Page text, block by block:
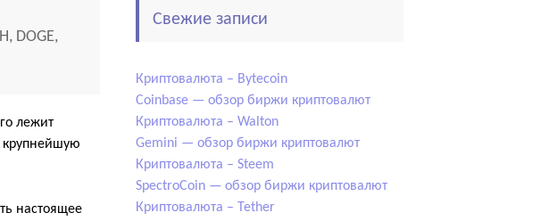
DOGE,
лежит
крупнейшую
настоящее
Свежие записи
Криптовалюта – Bytecoin
Coinbase — обзор биржи криптовалют
Криптовалюта – Walton
Gemini — обзор биржи криптовалют
Криптовалюта – Steem
SpectroCoin — обзор биржи криптовалют
Криптовалюта – Tether